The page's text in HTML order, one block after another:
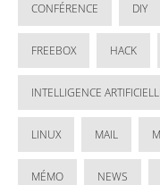
CONFÉRENCE DIY
FREEBOX HACK
INTELLIGENCE
LINUX MAIL
MÉMO NEWS